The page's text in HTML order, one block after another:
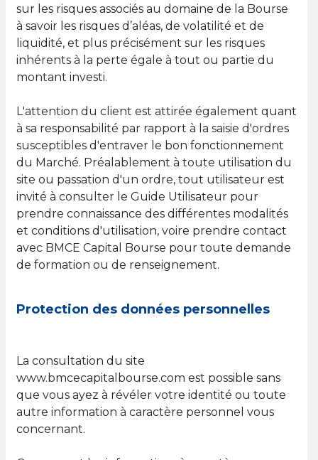
sur les risques associés au domaine de la Bourse
à savoir les risques d’aléas, de volatilité et de
liquidité, et plus précisément sur les risques
inhérents à la perte égale à tout ou partie du
montant investi.
L'attention du client est attirée également quant
à sa responsabilité par rapport à la saisie d'ordres
susceptibles d'entraver le bon fonctionnement
du Marché. Préalablement à toute utilisation du
site ou passation d'un ordre, tout utilisateur est
invité à consulter le Guide Utilisateur pour
prendre connaissance des différentes modalités
et conditions d'utilisation, voire prendre contact
avec BMCE Capital Bourse pour toute demande
de formation ou de renseignement.
Protection des données personnelles
La consultation du site
www.bmcecapitalbourse.com est possible sans
que vous ayez à révéler votre identité ou toute
autre information à caractère personnel vous
concernant.